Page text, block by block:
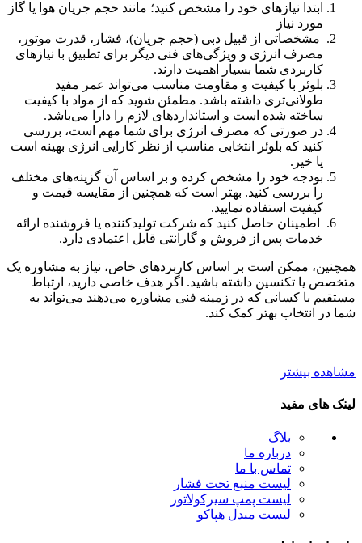
ابتدا نیازهای خود را مشخص کنید؛ مانند حجم جریان هوا یا گاز
مورد نیاز
مشخصاتی از قبیل دبی (حجم جریان)، فشار، قدرت موتور،
مصرف انرژی و ویژگی‌های فنی دیگر برای تطبیق با نیازهای
کاربردی شما بسیار اهمیت دارند.
بلوئر با کیفیت و مقاومت مناسب می‌تواند عمر مفید
طولانی‌تری داشته باشد. مطمئن شوید که از مواد با کیفیت
ساخته شده است و استانداردهای لازم را دارا می‌باشد.
در صورتی که مصرف انرژی برای شما مهم است، بررسی
کنید که بلوئر انتخابی مناسب از نظر کارایی انرژی بهینه است
یا خیر.
بودجه خود را مشخص کرده و بر اساس آن گزینه‌های مختلف
را بررسی کنید. بهتر است که همچنین از مقایسه قیمت و
کیفیت استفاده نمایید.
اطمینان حاصل کنید که شرکت تولیدکننده یا فروشنده ارائه
خدمات پس از فروش و گارانتی قابل اعتمادی دارد.
همچنین، ممکن است بر اساس کاربردهای خاص، نیاز به مشاوره یک
متخصص یا تکنسین داشته باشید. اگر هدف خاصی دارید، ارتباط
مستقیم با کسانی که در زمینه فنی مشاوره می‌دهند می‌تواند به
شما در انتخاب بهتر کمک کند.
مشاهده بیشتر
لینک های مفید
بلاگ
درباره ما
تماس با ما
لیست منبع تحت فشار
لیست پمپ سیرکولاتور
لیست مبدل هپاکو